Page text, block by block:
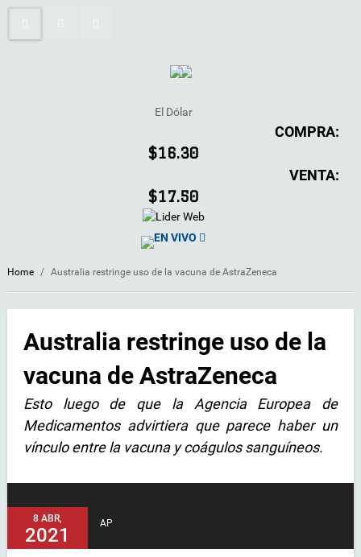
El Dólar
COMPRA:
$16.30
VENTA:
$17.50
EN VIVO
Home / Australia restringe uso de la vacuna de AstraZeneca
Australia restringe uso de la
vacuna de AstraZeneca
Esto luego de que la Agencia Europea de
Medicamentos advirtiera que parece haber un
vínculo entre la vacuna y coágulos sanguíneos.
8 ABR,
2021
AP